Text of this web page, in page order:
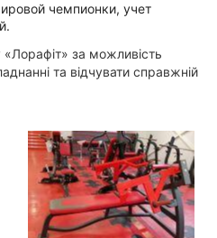
чемпионки, учет
за можливість
та відчувати справжній